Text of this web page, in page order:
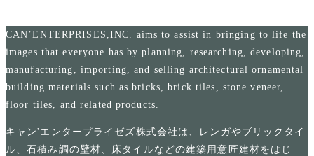
CAN’ENTERPRISES,INC. aims to assist in bringing to life the
images that everyone has by planning, researching, developing,
manufacturing, importing, and selling architectural ornamental
building materials such as bricks, brick tiles, stone veneer,
floor tiles, and related products.
キャン'エンタープライゼズ株式会社は、レンガやブリックタイ
ル、石積み調の壁材、床タイルなどの建築用意匠建材をはじ